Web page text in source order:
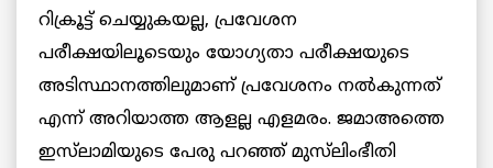
റിക്രൂട്ട് ചെയ്യുകയല്ല, പ്രവേശന
പരീക്ഷയിലൂടെയും യോഗ്യതാ പരീക്ഷയുടെ
അടിസ്ഥാനത്തിലുമാണ് പ്രവേശനം നൽകുന്നത്
എന്ന് അറിയാത്ത ആളല്ല എളമരം. ജമാഅത്തെ
ഇസ്‌ലാമിയുടെ പേരു പറഞ്ഞ് മുസ്‌ലിംഭീതി